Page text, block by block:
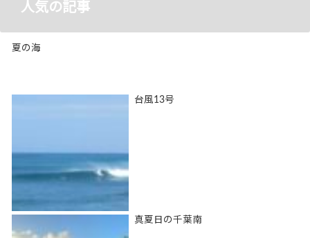
人気の記事
夏の海
台風13号
真夏日の千葉南